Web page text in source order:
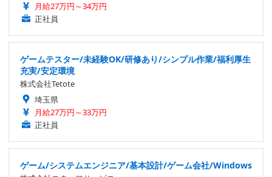
月給27万円～34万円
正社員
ゲームテスター/未経験OK/研修あり/シンプル作業/福利厚生
充実/安定環境
株式会社Tetote
埼玉県
月給27万円～33万円
正社員
ゲーム/システムエンジニア/基本設計/ゲーム会社/Windows